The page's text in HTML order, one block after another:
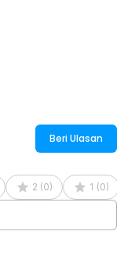
Beri Ulasan
2 (0) 1 (0)